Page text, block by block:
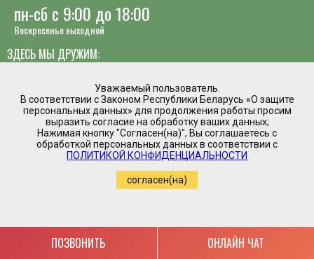
Уважаемый пользователь.
В соответствии с Законом Республики Беларусь «О защите
персональных данных» для продолжения работы просим
выразить согласие на обработку ваших данных;
Нажимая кнопку "Согласен(на)", Вы соглашаетесь с
обработкой персональных данных в соответствии с
ПОЛИТИКОЙ КОНФИДЕНЦИАЛЬНОСТИ
согласен(на)
ПОЗВОНИТЬ ОНЛАЙН ЧАТ
пн-сб с 9:00 до 18:00
Воскресенье выходной
ЗДЕСЬ МЫ ДРУЖИМ:
хотите предложить идею, похвалить сотрудника или
пожаловаться?
Написать директору
Интернет магазин временно приостановил
05.03.2020
Copyright by www.e-lesok.by (2019-2022)